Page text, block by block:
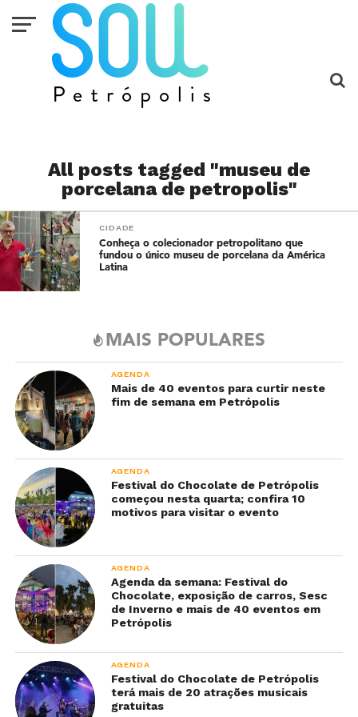
All posts tagged "museu de
porcelana de petropolis"
CIDADE
Conheça o colecionador petropolitano que
fundou o único museu de porcelana da América
Latina
MAIS POPULARES
AGENDA
Mais de 40 eventos para curtir neste
fim de semana em Petrópolis
AGENDA
Festival do Chocolate de Petrópolis
começou nesta quarta; confira 10
motivos para visitar o evento
AGENDA
Agenda da semana: Festival do
Chocolate, exposição de carros, Sesc
de Inverno e mais de 40 eventos em
Petrópolis
AGENDA
Festival do Chocolate de Petrópolis
terá mais de 20 atrações musicais
gratuitas